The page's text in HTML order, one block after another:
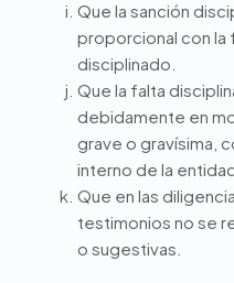
Que la sanción
proporcional con la
disciplinado.
Que la falta
debidamente en
grave o gravísima,
interno de la
Que en las
testimonios no se
o sugestivas.